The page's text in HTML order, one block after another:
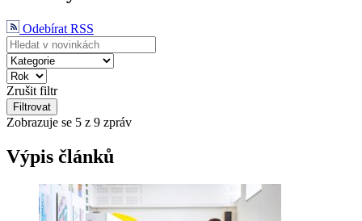
Odebírat RSS
Zrušit filtr
Filtrovat
Zobrazuje se 5 z 9 zpráv
Výpis článků